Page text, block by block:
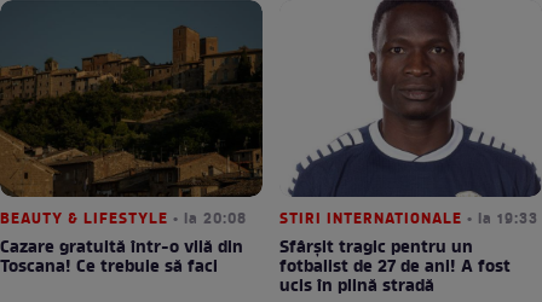
BEAUTY & LIFESTYLE • la 20:08
Cazare gratuită într-o vilă din
Toscana! Ce trebuie să faci
STIRI INTERNATIONALE • la 19:33
Sfârșit tragic pentru un
fotbalist de 27 de ani! A fost
ucis în plină stradă